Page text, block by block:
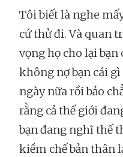
Tôi biết là nghe
cứ thử đi. Và quan
vọng họ cho lại
không nợ bạn cái
ngày nữa rồi bảo
rằng cả thế giới
bạn đang nghĩ thế
kiềm chế bản thân